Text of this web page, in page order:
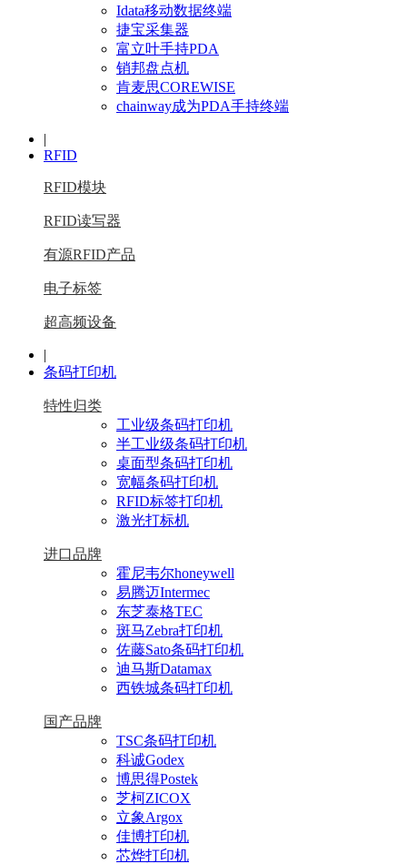
Idata移动数据终端
捷宝采集器
富立叶手持PDA
销邦盘点机
肯麦思COREWISE
chainway成为PDA手持终端
|
RFID
RFID模块
RFID读写器
有源RFID产品
电子标签
超高频设备
|
条码打印机
特性归类
工业级条码打印机
半工业级条码打印机
桌面型条码打印机
宽幅条码打印机
RFID标签打印机
激光打标机
进口品牌
霍尼韦尔honeywell
易腾迈Intermec
东芝泰格TEC
斑马Zebra打印机
佐藤Sato条码打印机
迪马斯Datamax
西铁城条码打印机
国产品牌
TSC条码打印机
科诚Godex
博思得Postek
芝柯ZICOX
立象Argox
佳博打印机
芯烨打印机